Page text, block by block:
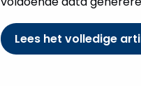
Lees het volledige